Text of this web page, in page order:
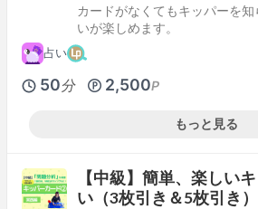
カードがなくてもキッパーを
いが楽しめます。
占い
50分 2,500P
もっと見る
【中級】簡単、楽しい
い（3枚引き＆5枚引き）